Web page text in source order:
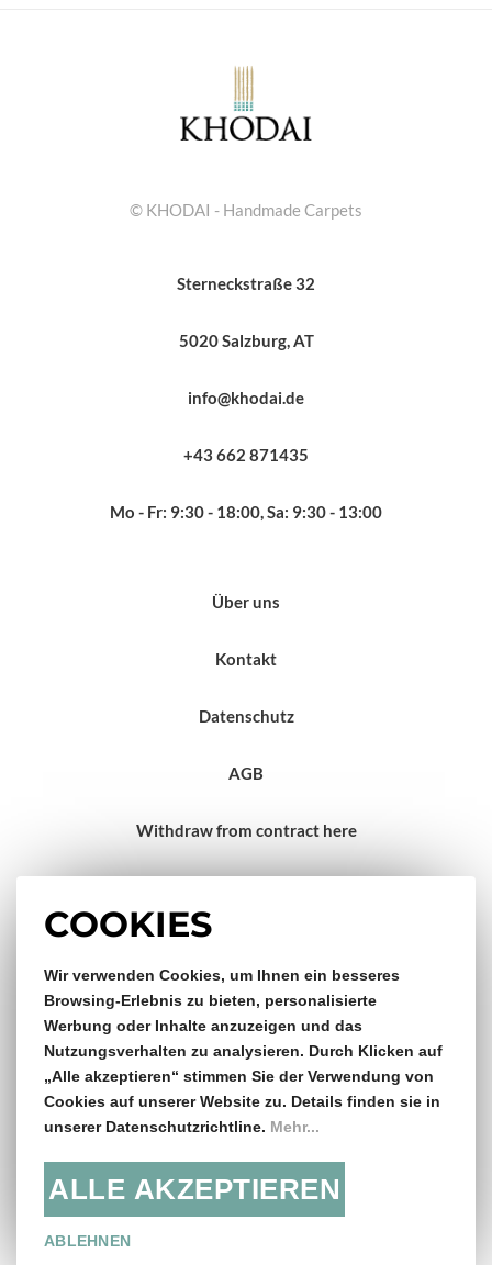
COOKIES
Wir verwenden Cookies, um Ihnen ein besseres
Browsing-Erlebnis zu bieten, personalisierte
Werbung oder Inhalte anzuzeigen und das
Nutzungsverhalten zu analysieren. Durch Klicken auf
„Alle akzeptieren“ stimmen Sie der Verwendung von
Cookies auf unserer Website zu. Details finden sie in
unserer Datenschutzrichtline. Mehr...
ALLE AKZEPTIEREN
ABLEHNEN
© KHODAI - Handmade Carpets
Sterneckstraße 32
5020 Salzburg, AT
info@khodai.de
+43 662 871435
Mo - Fr: 9:30 - 18:00, Sa: 9:30 - 13:00
Über uns
Kontakt
Datenschutz
AGB
Withdraw from contract here
Gratis Versand & Rückversand
ab €150,- Bestellwert
14 Tage Rückgaberecht